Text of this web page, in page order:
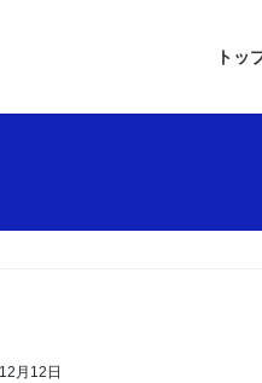
トッ
月12日